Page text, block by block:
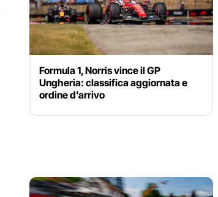
Formula 1, Norris vince il GP
Ungheria: classifica aggiornata e
ordine d’arrivo